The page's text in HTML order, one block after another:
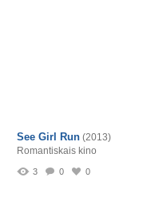
See Girl Run (2013)
Romantiskais kino
3 0 0